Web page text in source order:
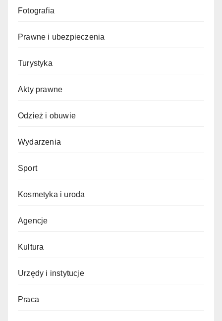
Fotografia
Prawne i ubezpieczenia
Turystyka
Akty prawne
Odzież i obuwie
Wydarzenia
Sport
Kosmetyka i uroda
Agencje
Kultura
Urzędy i instytucje
Praca